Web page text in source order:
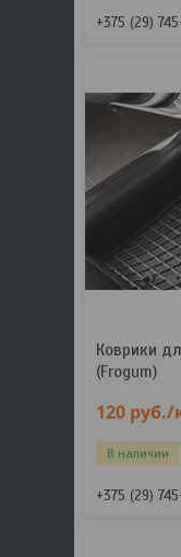
+375 (29)
Коврики
(Frogum)
120 руб./
В наличии
+375 (29)